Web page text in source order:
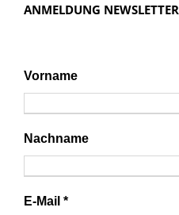
ANMELDUNG NEWSLETTER
Vorname
Nachname
E-Mail *